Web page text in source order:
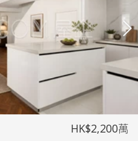
HK$2,200萬